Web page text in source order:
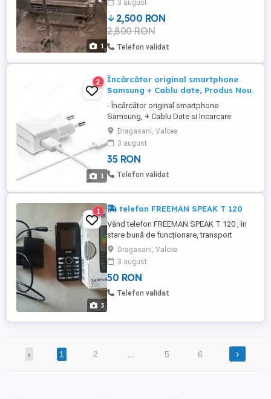
1
plăcută pe motor...are 2800 rotații.
3 august
2,500 RON
2,800 RON
Telefon validat
1
2
Încărcător original smartphone
Samsung + Cablu date, Produs Nou.
- Încărcător original smartphone
Samsung, + Cablu Date si Incarcare
microUSB . PRODUSE NOI .
Dragasani, Valcea
3 august
35 RON
Telefon validat
3
1 telefon FREEMAN SPEAK T 120
Vând telefon FREEMAN SPEAK T 120 , în
stare bună de funcționare, transport
gratuit, trimit în toată țara.
Dragasani, Valcea
3 august
50 RON
Telefon validat
‹ 1 2 5 6 ›